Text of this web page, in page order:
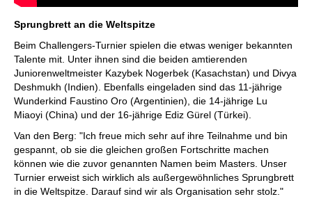
Sprungbrett an die Weltspitze
Beim Challengers-Turnier spielen die etwas weniger bekannten
Talente mit. Unter ihnen sind die beiden amtierenden
Juniorenweltmeister Kazybek Nogerbek (Kasachstan) und Divya
Deshmukh (Indien). Ebenfalls eingeladen sind das 11-jährige
Wunderkind Faustino Oro (Argentinien), die 14-jährige Lu
Miaoyi (China) und der 16-jährige Ediz Gürel (Türkei).
Van den Berg: "Ich freue mich sehr auf ihre Teilnahme und bin
gespannt, ob sie die gleichen großen Fortschritte machen
können wie die zuvor genannten Namen beim Masters. Unser
Turnier erweist sich wirklich als außergewöhnliches Sprungbrett
in die Weltspitze. Darauf sind wir als Organisation sehr stolz."